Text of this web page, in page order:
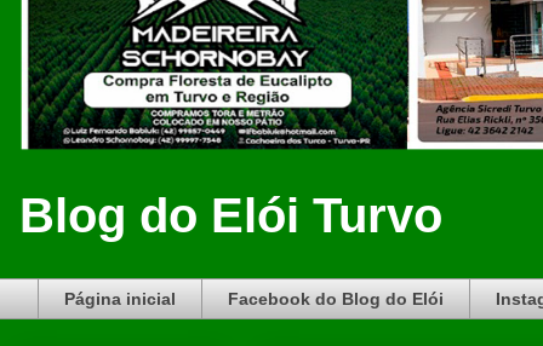
Blog do Elói Turvo
Página inicial Facebook do Blog do Elói